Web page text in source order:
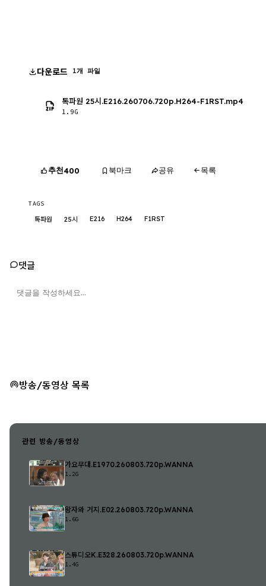
다운로드 1개 파일
톡파원 25시.E216.260706.720p.H264-F1RST.mp4
1.9G
추천400 북마크 공유 목록
TAGS
톡파원 25시 E216 H264 F1RST
댓글
방송/동영상 목록
관련 방송/동영상
가요무대.E1970.260803.720p.WANNA
1.2G
왕자와 거지.E02.260803.720p.WANNA
1.6G
스튜디오K.E328.260803.720p.WANNA
1.4G